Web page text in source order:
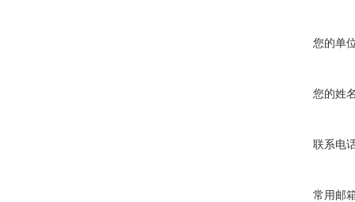
您的单
您的姓
联系电
常用邮